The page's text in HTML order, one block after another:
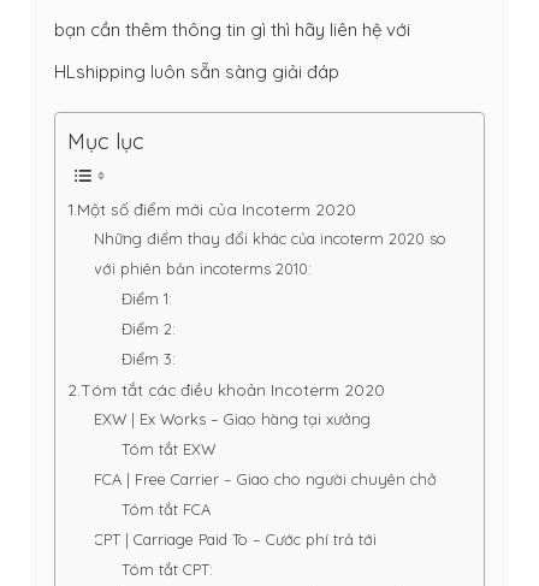
bạn cần thêm thông tin gì thì hãy liên hệ với
HLshipping luôn sẵn sàng giải đáp
Mục lục
1.Một số điểm mới của Incoterm 2020
Những điểm thay đổi khác của incoterm 2020 so
với phiên bản incoterms 2010:
Điểm 1:
Điểm 2:
Điểm 3:
2.Tóm tắt các điều khoản Incoterm 2020
EXW | Ex Works – Giao hàng tại xưởng
Tóm tắt EXW
FCA | Free Carrier – Giao cho người chuyên chở
Tóm tắt FCA
CPT | Carriage Paid To – Cước phí trả tới
Tóm tắt CPT: